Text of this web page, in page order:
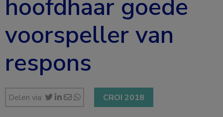
hoofdhaar goede
voorspeller van
respons
Delen via: CROI 2018